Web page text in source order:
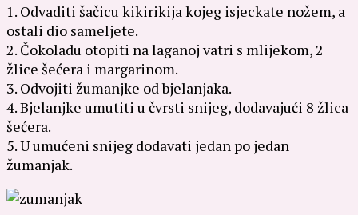
1. Odvaditi šačicu kikirikija kojeg isjeckate nožem, a
ostali dio sameljete.
2. Čokoladu otopiti na laganoj vatri s mlijekom, 2
žlice šećera i margarinom.
3. Odvojiti žumanjke od bjelanjaka.
4. Bjelanjke umutiti u čvrsti snijeg, dodavajući 8 žlica
šećera.
5. U umućeni snijeg dodavati jedan po jedan
žumanjak.